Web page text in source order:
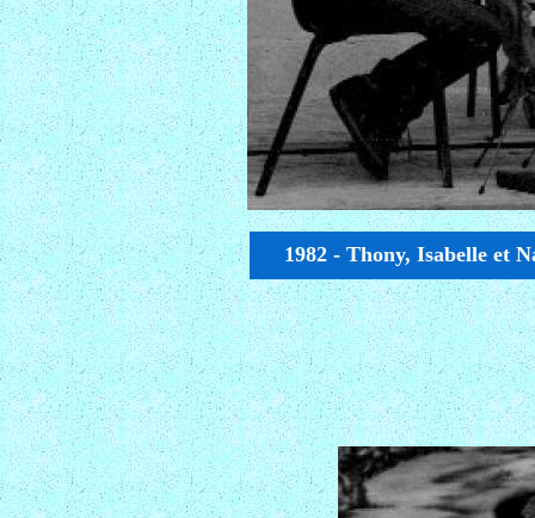
1982 - Thony, Isabelle et